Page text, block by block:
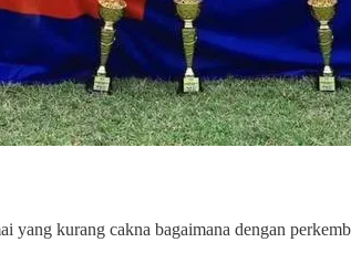
kurang cakna bagaimana dengan